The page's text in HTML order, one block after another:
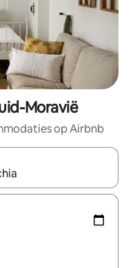
Moravië
op Airbnb
zijn, maak je een keuze